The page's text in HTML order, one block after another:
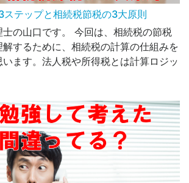
ステップと相続税節税の3大原則
の山口です。 今回は、相続税の節税
するために、相続税の計算の仕組みを
ます。法人税や所得税とは計算ロジッ